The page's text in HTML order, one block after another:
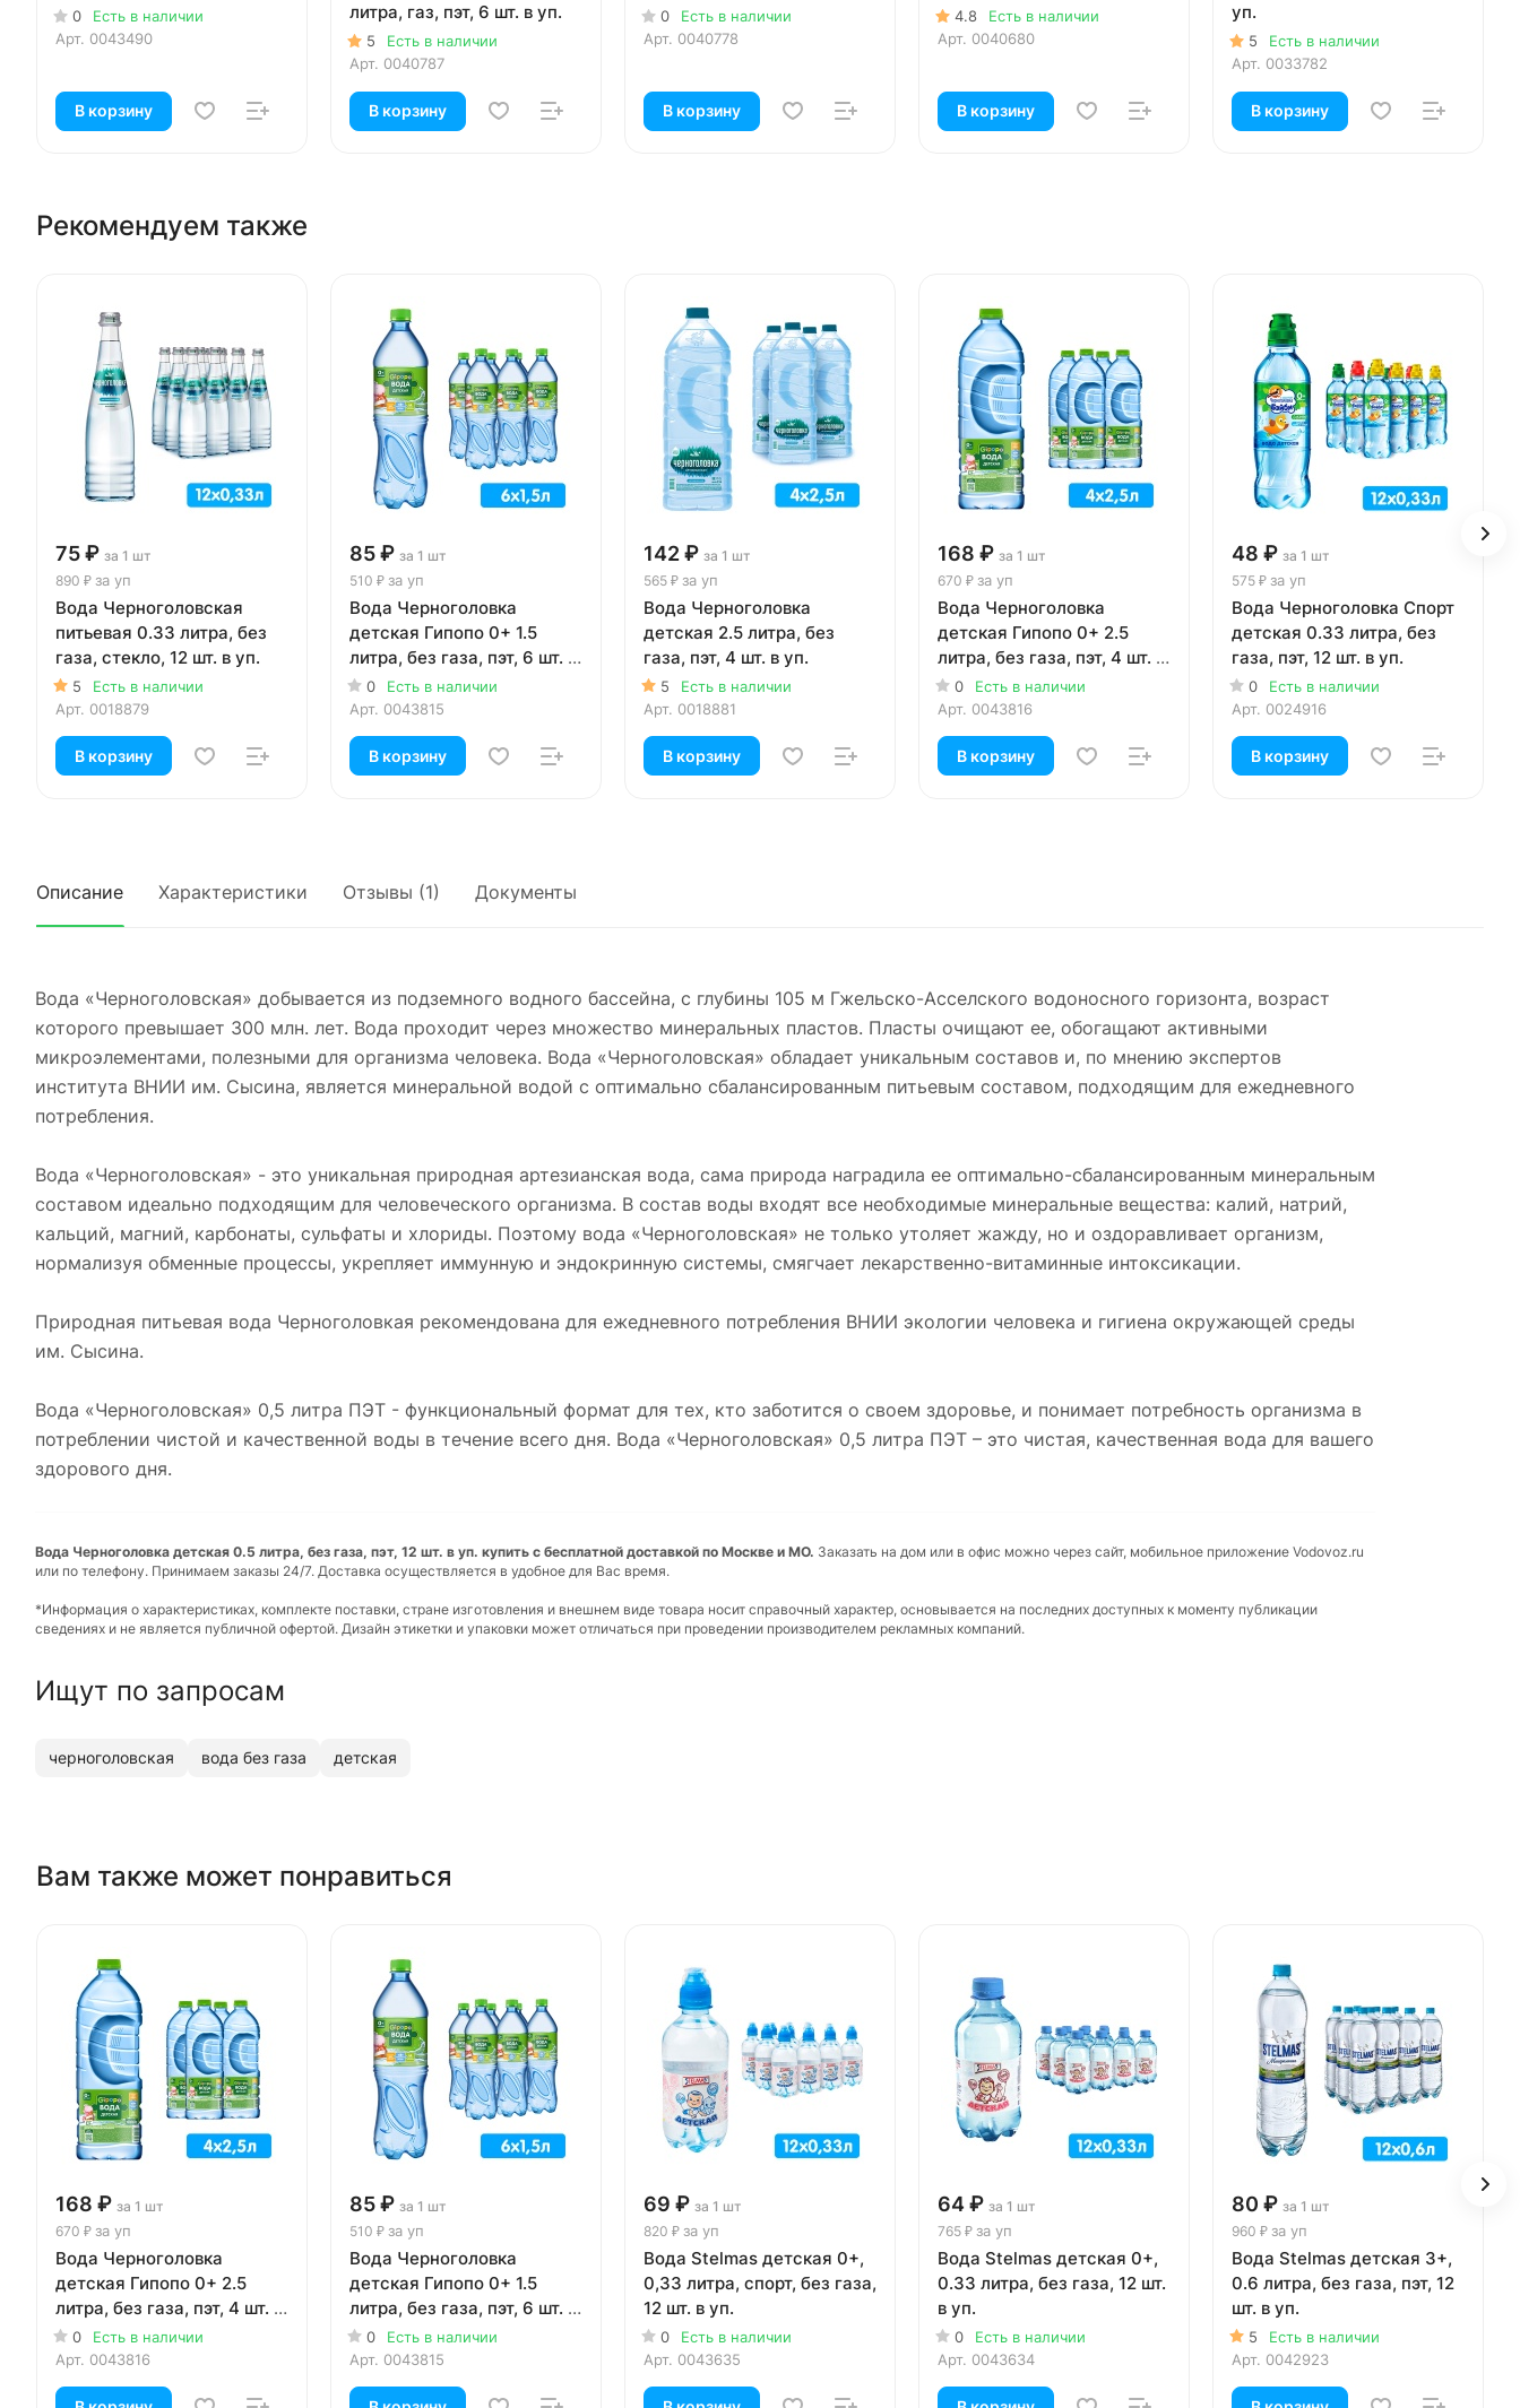
0
Есть в наличии
Арт. 0043490
В корзину
литра, газ, пэт, 6 шт. в уп.
5
Есть в наличии
Арт. 0040787
В корзину
0
Есть в наличии
Арт. 0040778
В корзину
4.8
Есть в наличии
Арт. 0040680
В корзину
уп.
5
Есть в наличии
Арт. 0033782
В корзину
Рекомендуем также
75 ₽ за 1 шт
890 ₽ за уп
Вода Черноголовская
питьевая 0.33 литра, без
газа, стекло, 12 шт. в уп.
5
Есть в наличии
Арт. 0018879
В корзину
85 ₽ за 1 шт
510 ₽ за уп
Вода Черноголовка
детская Гипопо 0+ 1.5
литра, без газа, пэт, 6 шт. в
уп.
0
Есть в наличии
Арт. 0043815
В корзину
142 ₽ за 1 шт
565 ₽ за уп
Вода Черноголовка
детская 2.5 литра, без
газа, пэт, 4 шт. в уп.
5
Есть в наличии
Арт. 0018881
В корзину
168 ₽ за 1 шт
670 ₽ за уп
Вода Черноголовка
детская Гипопо 0+ 2.5
литра, без газа, пэт, 4 шт. в
уп.
0
Есть в наличии
Арт. 0043816
В корзину
48 ₽ за 1 шт
575 ₽ за уп
Вода Черноголовка Спорт
детская 0.33 литра, без
газа, пэт, 12 шт. в уп.
0
Есть в наличии
Арт. 0024916
В корзину
Описание Характеристики Отзывы (1) Документы
Вода «Черноголовская» добывается из подземного водного бассейна, с глубины 105 м Гжельско-Асселского водоносного горизонта, возраст
которого превышает 300 млн. лет. Вода проходит через множество минеральных пластов. Пласты очищают ее, обогащают активными
микроэлементами, полезными для организма человека. Вода «Черноголовская» обладает уникальным составов и, по мнению экспертов
института ВНИИ им. Сысина, является минеральной водой с оптимально сбалансированным питьевым составом, подходящим для ежедневного
потребления.
Вода «Черноголовская» - это уникальная природная артезианская вода, сама природа наградила ее оптимально-сбалансированным минеральным
составом идеально подходящим для человеческого организма. В состав воды входят все необходимые минеральные вещества: калий, натрий,
кальций, магний, карбонаты, сульфаты и хлориды. Поэтому вода «Черноголовская» не только утоляет жажду, но и оздоравливает организм,
нормализуя обменные процессы, укрепляет иммунную и эндокринную системы, смягчает лекарственно-витаминные интоксикации.
Природная питьевая вода Черноголовкая рекомендована для ежедневного потребления ВНИИ экологии человека и гигиена окружающей среды
им. Сысина.
Вода «Черноголовская» 0,5 литра ПЭТ - функциональный формат для тех, кто заботится о своем здоровье, и понимает потребность организма в
потреблении чистой и качественной воды в течение всего дня. Вода «Черноголовская» 0,5 литра ПЭТ – это чистая, качественная вода для вашего
здорового дня.
Вода Черноголовка детская 0.5 литра, без газа, пэт, 12 шт. в уп. купить с бесплатной доставкой по Москве и МО. Заказать на дом или в офис можно через сайт, мобильное приложение Vodovoz.ru
или по телефону. Принимаем заказы 24/7. Доставка осуществляется в удобное для Вас время.
*Информация о характеристиках, комплекте поставки, стране изготовления и внешнем виде товара носит справочный характер, основывается на последних доступных к моменту публикации
сведениях и не является публичной офертой. Дизайн этикетки и упаковки может отличаться при проведении производителем рекламных компаний.
Ищут по запросам
черноголовская вода без газа детская
Вам также может понравиться
168 ₽ за 1 шт
670 ₽ за уп
Вода Черноголовка
детская Гипопо 0+ 2.5
литра, без газа, пэт, 4 шт. в
уп.
0
Есть в наличии
Арт. 0043816
85 ₽ за 1 шт
510 ₽ за уп
Вода Черноголовка
детская Гипопо 0+ 1.5
литра, без газа, пэт, 6 шт. в
уп.
0
Есть в наличии
Арт. 0043815
69 ₽ за 1 шт
820 ₽ за уп
Вода Stelmas детская 0+,
0,33 литра, спорт, без газа,
12 шт. в уп.
0
Есть в наличии
Арт. 0043635
64 ₽ за 1 шт
765 ₽ за уп
Вода Stelmas детская 0+,
0.33 литра, без газа, 12 шт.
в уп.
0
Есть в наличии
Арт. 0043634
80 ₽ за 1 шт
960 ₽ за уп
Вода Stelmas детская 3+,
0.6 литра, без газа, пэт, 12
шт. в уп.
5
Есть в наличии
Арт. 0042923